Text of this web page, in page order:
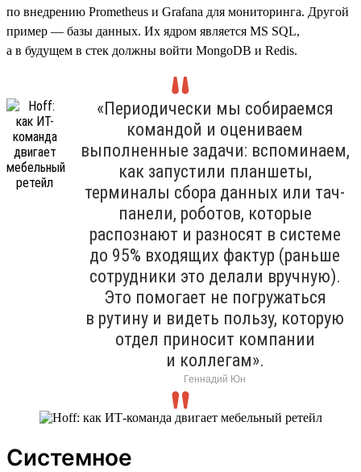
по внедрению Prometheus и Grafana для мониторинга. Другой
пример — базы данных. Их ядром является MS SQL,
а в будущем в стек должны войти MongoDB и Redis.
«Периодически мы собираемся
командой и оцениваем
выполненные задачи: вспоминаем,
как запустили планшеты,
терминалы сбора данных или тач-
панели, роботов, которые
распознают и разносят в системе
до 95% входящих фактур (раньше
сотрудники это делали вручную).
Это помогает не погружаться
в рутину и видеть пользу, которую
отдел приносит компании
и коллегам».
Геннадий Юн
Системное